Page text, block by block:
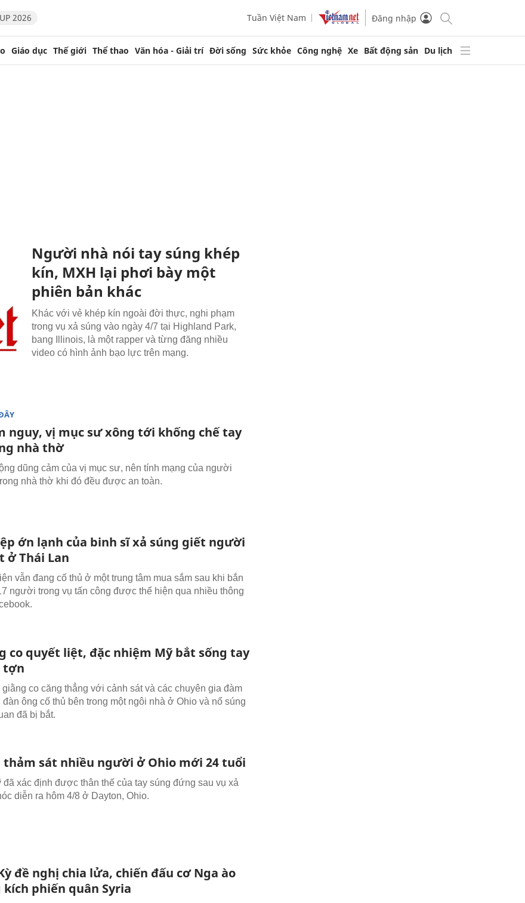
2026 Tuần Việt Nam Đăng nhập
Giáo dục Thế giới Thể thao Văn hóa - Giải trí Đời sống Sức khỏe Công nghệ Xe Bất động sản Du lịch
Người nhà nói tay súng khép
kín, MXH lại phơi bày một
phiên bản khác
Khác với vẻ khép kín ngoài đời thực, nghi phạm
trong vụ xả súng vào ngày 4/7 tại Highland Park,
bang Illinois, là một rapper và từng đăng nhiều
video có hình ảnh bạo lực trên mạng.
nguy, vị mục sư xông tới khống chế tay
nhà thờ
dũng cảm của vị mục sư, nên tính mạng của người
nhà thờ khi đó đều được an toàn.
ớn lạnh của binh sĩ xả súng giết người
ở Thái Lan
vẫn đang cố thủ ở một trung tâm mua sắm sau khi bắn
người trong vụ tấn công được thể hiện qua nhiều thông
co quyết liệt, đặc nhiệm Mỹ bắt sống tay
tợn
co căng thẳng với cảnh sát và các chuyên gia đàm
ông cố thủ bên trong một ngôi nhà ở Ohio và nổ súng
đã bị bắt.
thảm sát nhiều người ở Ohio mới 24 tuổi
đã xác định được thân thế của tay súng đứng sau vụ xả
diễn ra hôm 4/8 ở Dayton, Ohio.
đề nghị chia lửa, chiến đấu cơ Nga ào
phiến quân Syria